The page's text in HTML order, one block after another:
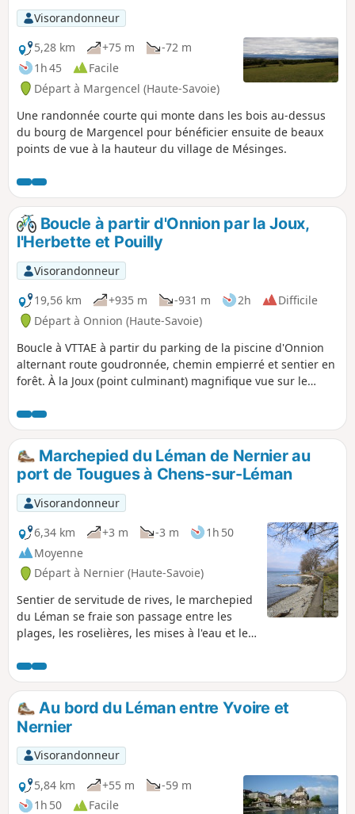
Visorandonneur
5,28 km
+75 m
-72 m
1h 45
Facile
Départ à Margencel (Haute-Savoie)
Une randonnée courte qui monte dans les bois au-dessus
du bourg de Margencel pour bénéficier ensuite de beaux
points de vue à la hauteur du village de Mésinges.
Boucle à partir d'Onnion par la Joux,
l'Herbette et Pouilly
Visorandonneur
19,56 km
+935 m -931 m 2h
Difficile
Départ à Onnion (Haute-Savoie)
Boucle à VTTAE à partir du parking de la piscine d'Onnion
alternant route goudronnée, chemin empierré et sentier en
forêt. À la Joux (point culminant) magnifique vue sur le
Marchepied du Léman de Nernier au
port de Tougues à Chens-sur-Léman
Visorandonneur
6,34 km
+3 m -3 m
1h 50
Moyenne
Départ à Nernier (Haute-Savoie)
Sentier de servitude de rives, le marchepied
du Léman se fraie son passage entre les
plages, les roselières, les mises à l'eau et les
de l'autre côté, cela pour le plaisir des vues
lacustres et pour la curiosité de découvrir
ces habitats de rêve. Faisable dans l'autre
sens aussi (depuis le Port de Tougues).
Attention quelques consignes de bon usage
dans les infos pratiques Ajout modérateur
au 18/10/2021 Une portion de sentier est
interdite (momentanément ?) Voir les avis en
bas de cette fiche
Au bord du Léman entre Yvoire et
Nernier
Visorandonneur
5,84 km
+55 m
-59 m
1h 50
Facile